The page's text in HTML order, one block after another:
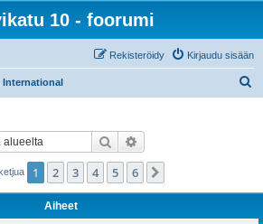
10 - foorumi
Kirjaudu sisään
Rekisteröidy
International
Etsi
1 2 3 4 5 6
Aiheet